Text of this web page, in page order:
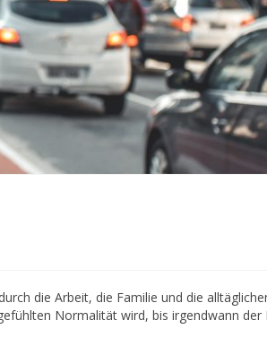
die Arbeit, die Familie und die
Normalität wird, bis irgendwann der